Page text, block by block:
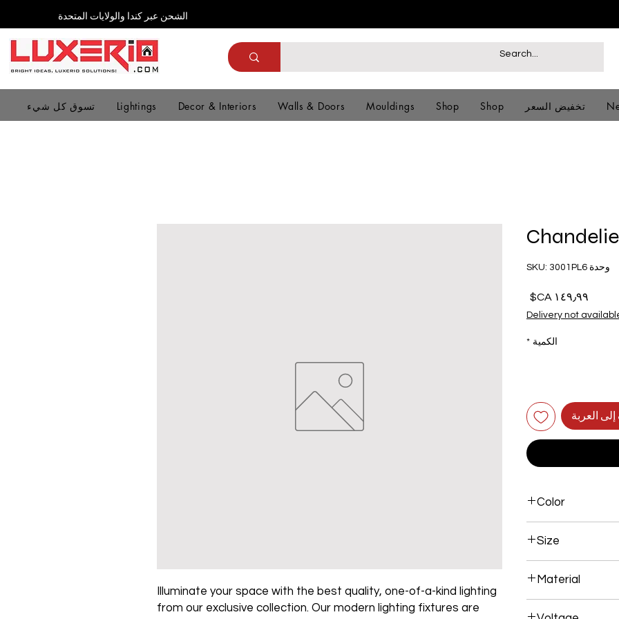
الشحن عبر كندا والولايات المتحدة
تسوق كل شيء Lightings Decor & Interiors Walls & Doors Mouldings Shop Shop تخفيض السعر
Illuminate your space with the best quality, one-of-a-kind lighting
from our exclusive collection. Our modern lighting fixtures are
وحدة SKU: 3001PL6
السعر
Delivery not
الكمية *
العربة
Color
Size
Material